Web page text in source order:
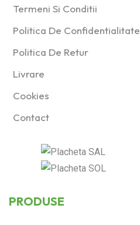
1900-5200 (0)
2000-5900(0)
3500-11000(1)
400-920
6000-12000
1/2 310/769
Termeni Si Conditii
Politica De Confidentialitate
Politica De Retur
Livrare
Cookies
Contact
PRODUSE